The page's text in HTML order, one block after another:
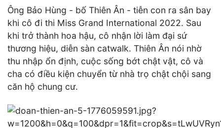
Ông Bảo Hùng - bố Thiên Ân - tiễn con ra sân bay
khi cô đi thi Miss Grand International 2022. Sau
khi trở thành hoa hậu, cô nhận lời làm đại sứ
thương hiệu, diễn sàn catwalk. Thiên Ân nói nhờ
thu nhập ổn định, cuộc sống bớt chật vật, cô và
cha có điều kiện chuyển từ nhà trọ chật chội sang
căn hộ chung cư.